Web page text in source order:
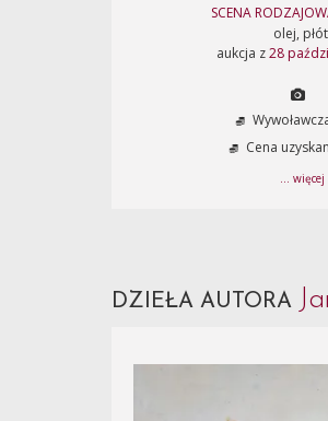
SCENA
olej,
aukcja z28
Cena
... więcej
DZIEŁA AUTORA